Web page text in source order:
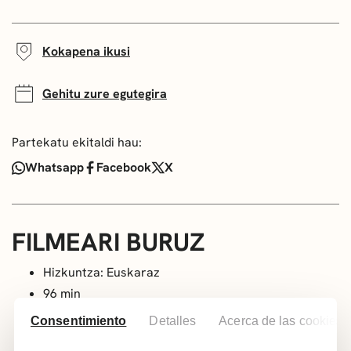
Consentimiento Detalles Acerca de las cookies
Kokapena ikusi
Gehitu zure egutegira
Partekatu ekitaldi hau:
Whatsapp
Facebook X
FILMEARI BURUZ
Hizkuntza: Euskaraz
96 min
7 urtetik aurrera.